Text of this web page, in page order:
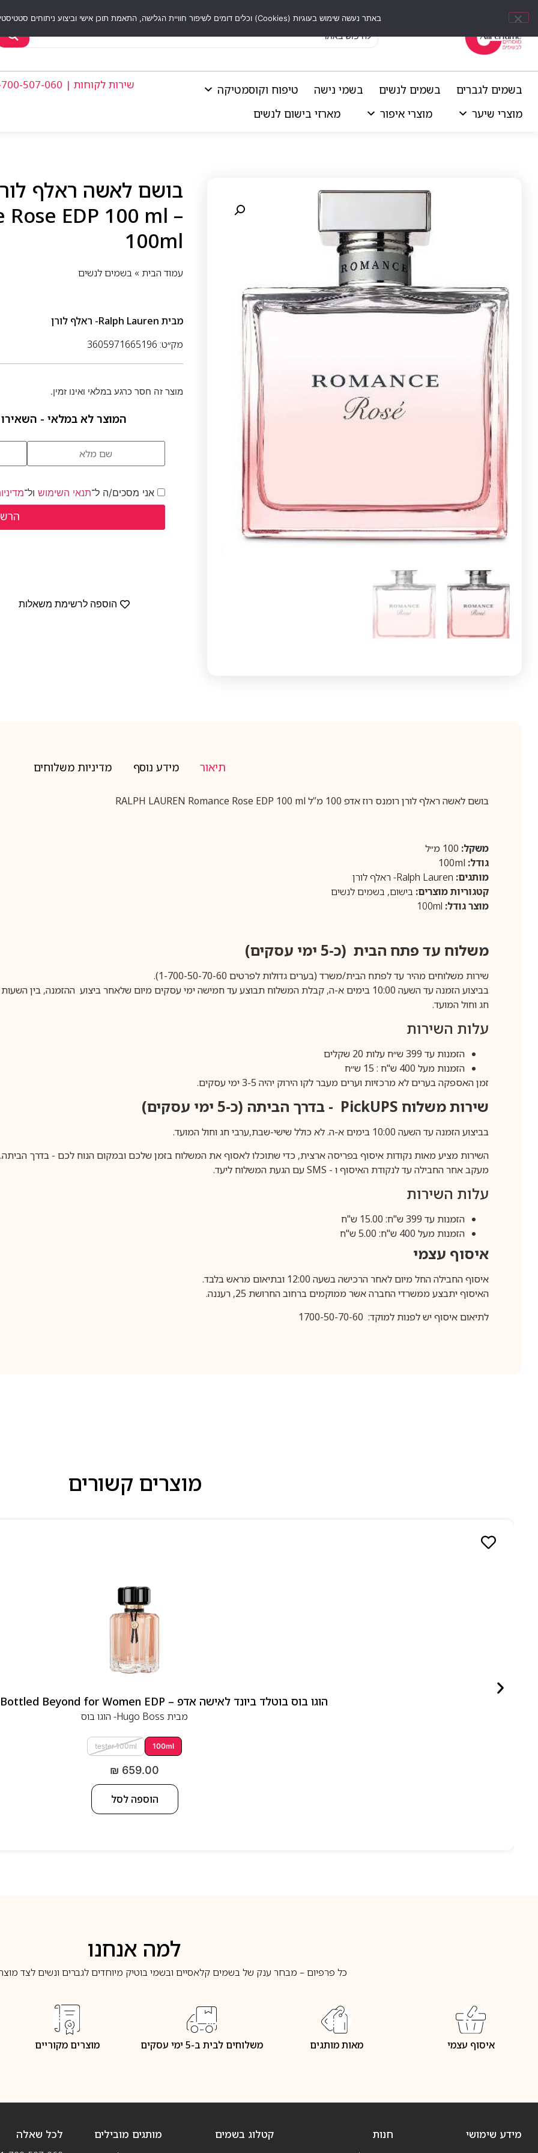
בשמים לגברים בשמים לנשים בשמי נישה
טיפוח וקוסמטיקה
מוצרי שיער
מוצרי איפור מארזי בישום לנשים
שירות לקוחות | 1-700-507-060
Rose EDP 100 ml –
100ml
עמוד הבית » בשמים לנשים
מבית Ralph Lauren- ראלף לורן
מק״ט: 3605971665196
מוצר זה חסר כרגע במלאי ואינו זמין.
המוצר לא במלאי - השאירו
אני מסכים/ה ל־תנאי השימוש ול־
הוספה לרשימת משאלות
תיאור מידע נוסף מדיניות משלוחים
בושם לאשה ראלף לורן רומנס רוז אדפ 100 מ”ל RALPH LAUREN Romance Rose EDP 100 ml
משקל:
גודל:
מותגים: Ralph Lauren- ראלף לורן
קטגוריות מוצרים: בישום, בשמים לנשים
מוצר גודל: 100ml
משלוח עד פתח הבית (כ-5 ימי עסקים)
שירות משלוחים מהיר עד לפתח הבית/משרד (בערים גדולות לפרטים 1-700-50-70-60).
חג וחול המועד.
עלות השירות
הזמנות עד 399 ש״ח עלות 20 שקלים
הזמנות מעל 400 ש"ח : 15 ש״ח
זמן האספקה בערים לא מרכזיות וערים מעבר לקו הירוק יהיה 3-5 ימי עסקים.
שירות משלוח PickUPS - בדרך הביתה (כ-5 ימי עסקים)
בביצוע הזמנה עד השעה 10:00 בימים א-ה. לא כולל שישי-שבת,ערבי חג וחול המועד.
השירות מציע מאות נקודות איסוף בפריסה ארצית, כדי שתוכלו לאסוף את המשלוח בזמן שלכם ובמקום הנוח לכם - בדרך הביתה.
מעקב אחר החבילה עד לנקודת האיסוף ו - SMSעם הגעת המשלוח ליעד.
עלות השירות
הזמנות עד 399 ש"ח: 15.00 ש"ח
הזמנות מעל 400 ש"ח: 5.00 ש"ח
איסוף עצמי
איסוף החבילה החל מיום לאחר הרכישה בשעה 12:00 ובתיאום מראש בלבד.
האיסוף יתבצע ממשרדי החברה אשר ממוקמים ברחוב החרושת 25, רעננה.
לתיאום איסוף יש לפנות למוקד: 1700-50-70-60
מוצרים קשורים
הוגו בוס בוטלד ביונד לאישה אדפ – Hugo Boss Bottled Beyond for Women EDP
מבית Hugo Boss- הוגו בוס
100ml
tester 100ml
₪ 659.00
הוספה לסל
למה אנחנו
כל פרפיום – מבחר ענק של בשמים קלאסיים ובשמי בוטיק מיוחדים לגברים ונשים לצד
איסוף עצמי מאות מותגים משלוחים לבית ב-5 ימי עסקים מוצרים מקוריים
מידע שימושי חנות קטלוג בשמים מותגים מובילים לכל שאלה
באתר נעשה שימוש בעוגיות (Cookies) וכלים דומים לשיפור חוויית הגלישה, התאמת תוכן אישי וביצוע ניתוחים סטטיסטיים.